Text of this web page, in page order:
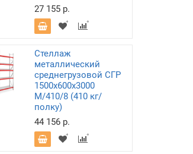
27 155 р.
Стеллаж
металлический
среднегрузовой СГР
1500х600х3000
M/410/8 (410 кг/
полку)
44 156 р.